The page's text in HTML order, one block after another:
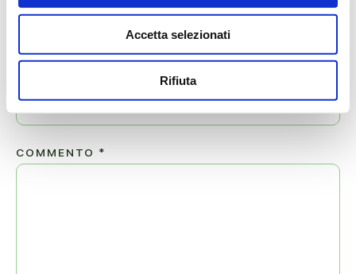
Accetta selezionati
Rifiuta
COMMENTO *
EMAIL*